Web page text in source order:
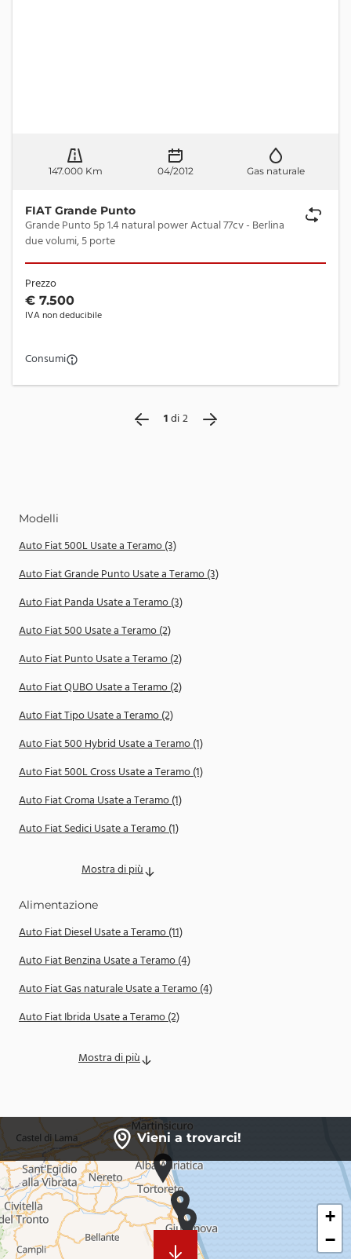
147.000 Km 04/2012 Gas naturale
FIAT Grande Punto
Grande Punto 5p 1.4 natural power Actual 77cv - Berlina
due volumi, 5 porte
Prezzo
€ 7.500
IVA non deducibile
Consumi
1di2
Modelli
Auto Fiat 500L Usate a Teramo (3)
Auto Fiat Grande Punto Usate a Teramo (3)
Auto Fiat Panda Usate a Teramo (3)
Auto Fiat 500 Usate a Teramo (2)
Auto Fiat Punto Usate a Teramo (2)
Auto Fiat QUBO Usate a Teramo (2)
Auto Fiat Tipo Usate a Teramo (2)
Auto Fiat 500 Hybrid Usate a Teramo (1)
Auto Fiat 500L Cross Usate a Teramo (1)
Auto Fiat Croma Usate a Teramo (1)
Auto Fiat Sedici Usate a Teramo (1)
Mostra di più
Alimentazione
Auto Fiat Diesel Usate a Teramo (11)
Auto Fiat Benzina Usate a Teramo (4)
Auto Fiat Gas naturale Usate a Teramo (4)
Auto Fiat Ibrida Usate a Teramo (2)
Mostra di più
Vieni a trovarci!
+
−